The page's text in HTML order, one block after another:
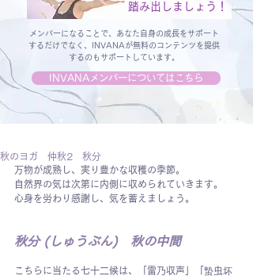
踏み出しましょう！
メンバーになることで、あなた自身の成長をサポート
するだけでなく、
INVANAが無料のコンテンツを提供
するのもサポートしています。
INVANAメンバーについてはこちら
秋のヨガ 仲秋2 秋分
万物が成熟し、実り豊かな収穫の季節。
自然界の気は次第に内側に収められていきます。
心身を労わり感謝し、気を蓄えましょう。
秋分 (しゅうぶん)　秋の中間
こちらに当たる七十二候は、「雷乃収声」「蟄虫坏